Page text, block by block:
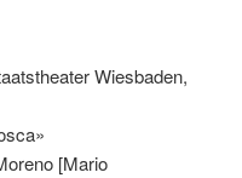
Wiesbaden,
[Mario